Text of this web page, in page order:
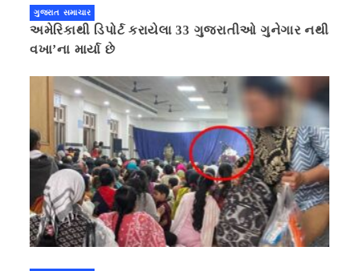
ગુજરાત સમાચાર
અમેરિકાથી ડિપોર્ટ કરાયેલા 33 ગુજરાતીઓ ગુનેગાર નથી
વખા’ના માર્યા છે